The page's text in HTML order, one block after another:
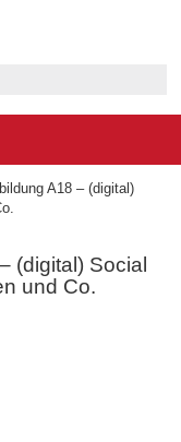
A18 – (digital)
(digital) Social
und Co.